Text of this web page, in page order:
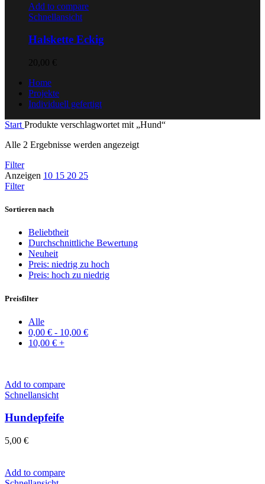
Add to compare
Schnellansicht
Halskette Eckig
20,00 €
Home
Projekte
Individuell gefertigt
Start Produkte verschlagwortet mit „Hund“
Alle 2 Ergebnisse werden angezeigtNach
Filter
Anzeigen 10 15 20 25
Filter
Sortieren nach
Beliebtheit
Durchschnittliche Bewertung
Neuheit
Preis: niedrig zu hoch
Preis: hoch zu niedrig
Preisfilter
Alle
0,00 € - 10,00 €
10,00 € +
Add to compare
Schnellansicht
Hundepfeife
5,00 €
Add to compare